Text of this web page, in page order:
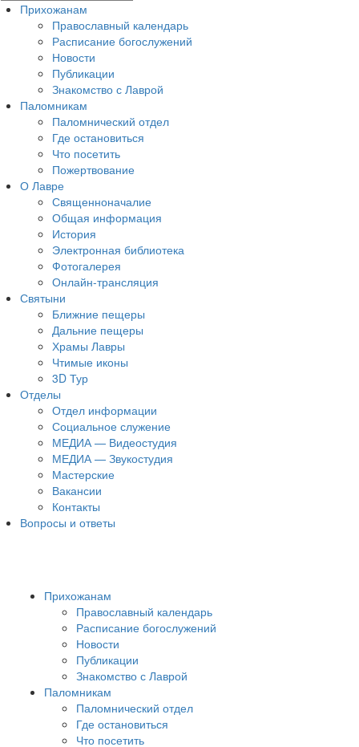
Прихожанам
Православный календарь
Расписание богослужений
Новости
Публикации
Знакомство с Лаврой
Паломникам
Паломнический отдел
Где остановиться
Что посетить
Пожертвование
О Лавре
Священноначалие
Общая информация
История
Электронная библиотека
Фотогалерея
Онлайн-трансляция
Святыни
Ближние пещеры
Дальние пещеры
Храмы Лавры
Чтимые иконы
3D Тур
Отделы
Отдел информации
Социальное служение
МЕДИА — Видеостудия
МЕДИА — Звукостудия
Мастерские
Вакансии
Контакты
Вопросы и ответы
Прихожанам
Православный календарь
Расписание богослужений
Новости
Публикации
Знакомство с Лаврой
Паломникам
Паломнический отдел
Где остановиться
Что посетить